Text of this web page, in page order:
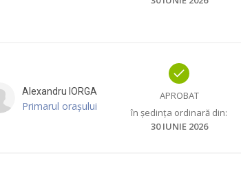
Alexandru IORGA
Primarul orașului
APROBAT
în ședința ordinară din:
30 IUNIE 2026